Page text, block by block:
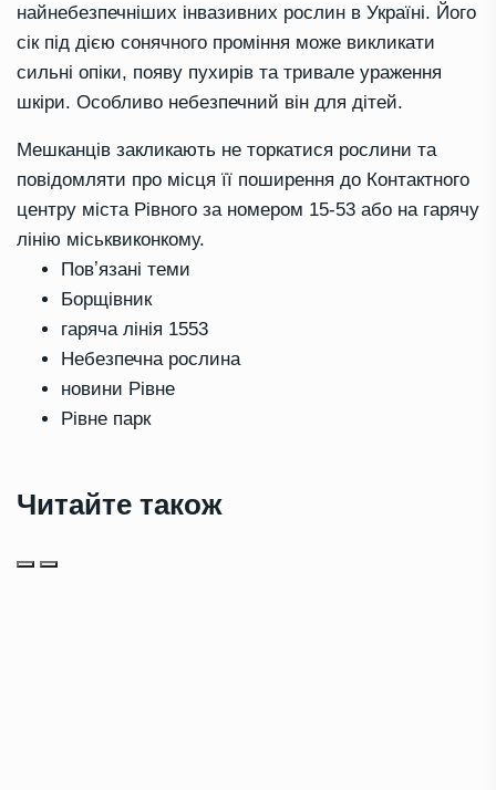
найнебезпечніших інвазивних рослин в Україні. Його
сік під дією сонячного проміння може викликати
сильні опіки, появу пухирів та тривале ураження
шкіри. Особливо небезпечний він для дітей.
Мешканців закликають не торкатися рослини та
повідомляти про місця її поширення до Контактного
центру міста Рівного за номером 15-53 або на гарячу
лінію міськвиконкому.
Повʼязані теми
Борщівник
гаряча лінія 1553
Небезпечна рослина
новини Рівне
Рівне парк
Читайте також